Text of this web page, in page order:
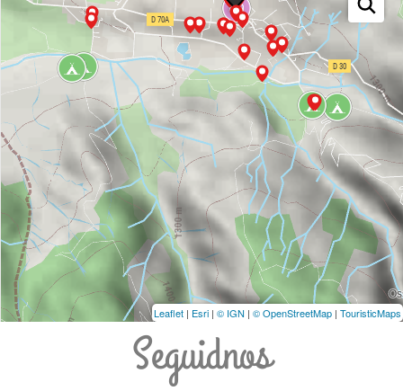
Leaflet | Esri | © IGN | © OpenStreetMap | TouristicMaps
Seguidnos